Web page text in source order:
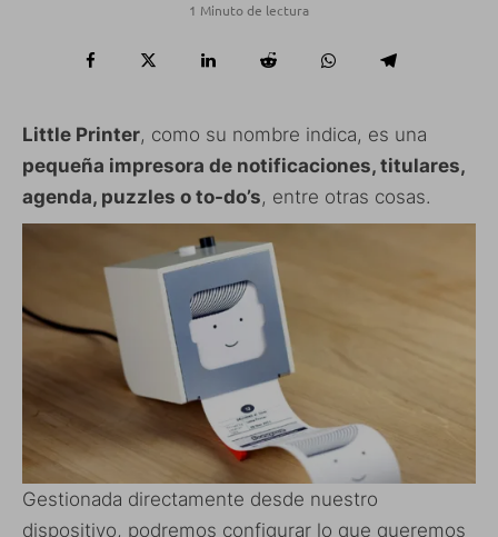
1 Minuto de lectura
Little Printer, como su nombre indica, es una
pequeña impresora de notificaciones, titulares,
agenda, puzzles o to-do’s, entre otras cosas.
Gestionada directamente desde nuestro
dispositivo, podremos configurar lo que queremos